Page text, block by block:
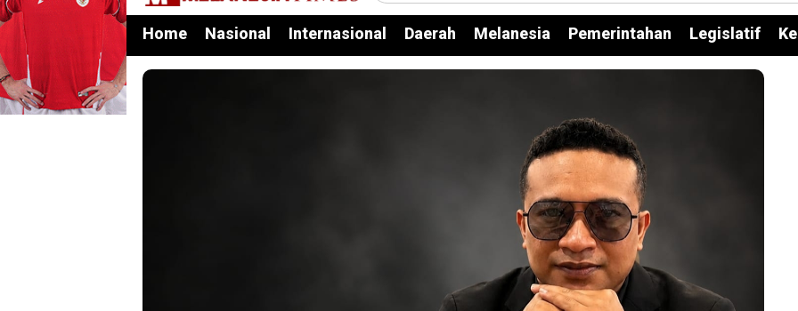
Home Nasional Internasional Daerah Melanesia Pemerintahan Legislatif